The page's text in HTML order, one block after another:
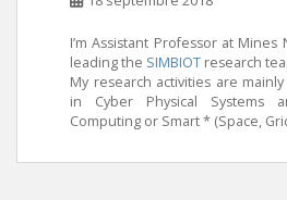
I’m Assistant Professor at Mines
leading the SIMBIOT research
My research activities are
in Cyber Physical Systems
Computing or Smart * (Space,